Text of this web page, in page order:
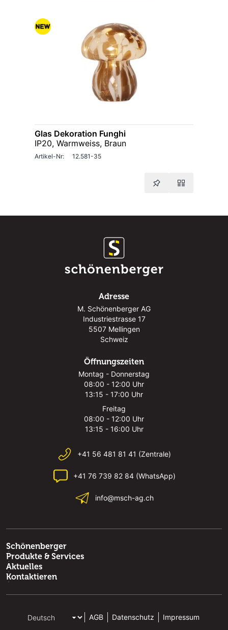
Glas Dekoration Funghi
IP20, Warmweiss, Braun
Artikel-Nr: 12.581-35
Adresse
M. Schönenberger AG
Industriestrasse 17
5507 Mellingen
Schweiz
Öffnungszeiten
Montag - Donnerstag
08:00 - 12:00 Uhr
13:15 - 17:00 Uhr
Freitag
08:00 - 12:00 Uhr
13:15 - 16:00 Uhr
+41 56 481 81 41 (Zentrale)
+41 76 739 82 84 (WhatsApp)
info@msch-ag.ch
Schönenberger
Produkte & Services
Aktuelles
Kontaktieren
AGB Datenschutz Impressum